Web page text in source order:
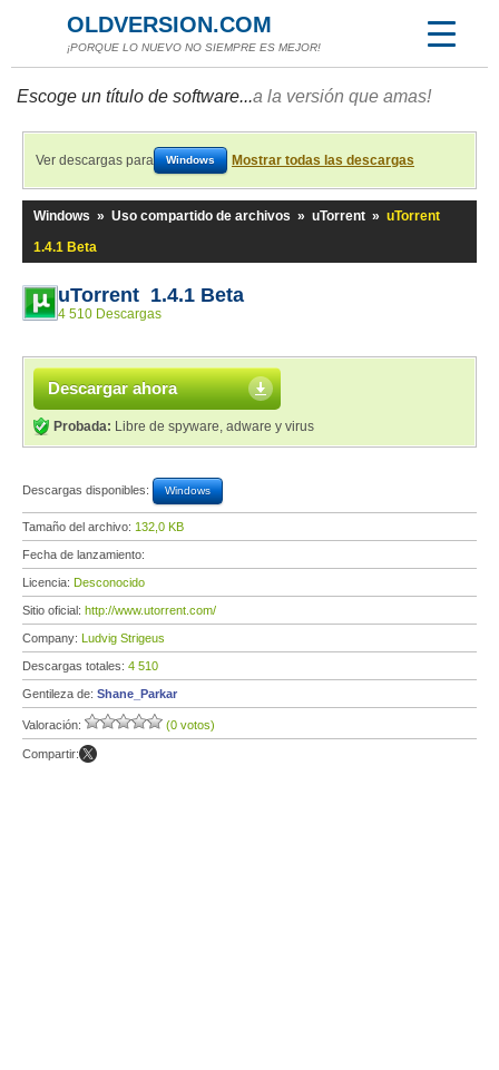
OLDVERSION.COM
¡PORQUE LO NUEVO NO SIEMPRE ES MEJOR!
Escoge un título de software...a la versión que amas!
Ver descargas para Windows Mostrar todas las descargas
Windows » Uso compartido de archivos » uTorrent » uTorrent
1.4.1 Beta
uTorrent 1.4.1 Beta
4 510 Descargas
Descargar ahora
Probada: Libre de spyware, adware y virus
Descargas disponibles: Windows
Tamaño del archivo: 132,0 KB
Fecha de lanzamiento:
Licencia: Desconocido
Sitio oficial: http://www.utorrent.com/
Company: Ludvig Strigeus
Descargas totales: 4 510
Gentileza de: Shane_Parkar
Valoración: (0 votos)
Compartir: